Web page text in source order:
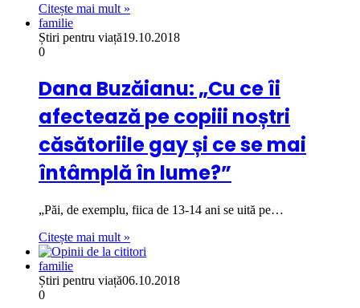
Citește mai mult »
familie
Știri pentru viață19.10.2018
0
Dana Buzăianu: „Cu ce îi
afectează pe copiii noștri
căsătoriile gay și ce se mai
întâmplă în lume?”
„Păi, de exemplu, fiica de 13-14 ani se uită pe…
Citește mai mult »
familie
Știri pentru viață06.10.2018
0